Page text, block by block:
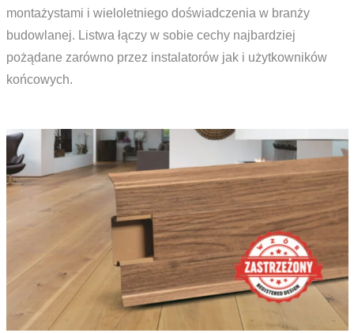
montażystami i wieloletniego doświadczenia w branży
budowlanej. Listwa łączy w sobie cechy najbardziej
pożądane zarówno przez instalatorów jak i użytkowników
końcowych.